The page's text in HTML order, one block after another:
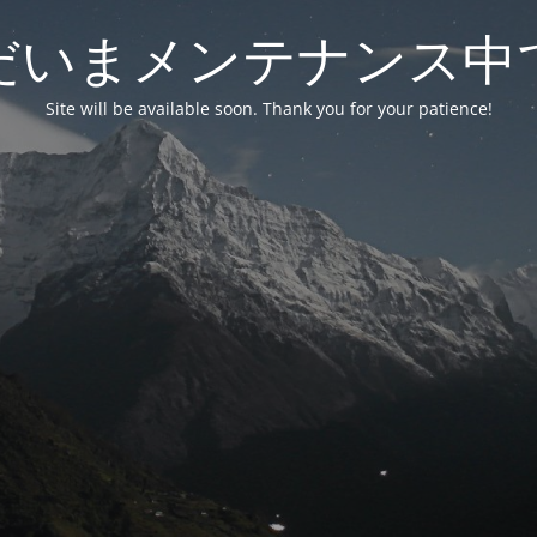
いまメンテナンス中
Site will be available soon. Thank you for your patience!